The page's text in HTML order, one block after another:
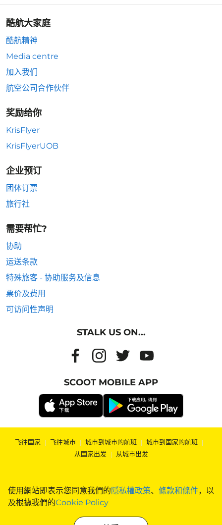
使用網站即表示您同意我們的隱私權政策、 條款和條件，以
及根據我們的Cookie Policy
酷航大家庭
酷航精神
Media centre
加入我们
航空公司合作伙伴
奖励给你
KrisFlyer
KrisFlyerUOB
企业预订
团体订票
旅行社
需要帮忙?
协助
运送条款
特殊旅客 - 协助服务及信息
票价及费用
可访问性声明
STALK US ON...
SCOOT MOBILE APP
飞往国家 | 飞往城市 | 城市到城市的航班 | 城市到国家的航班 |
从国家出发 | 从城市出发